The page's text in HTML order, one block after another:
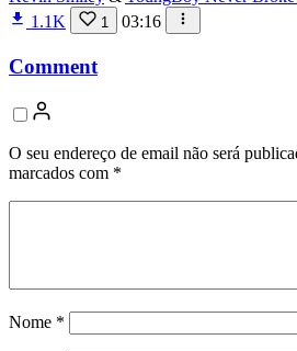
1.1K
1 03:16
Comment
O seu endereço de email não será
marcados com *
Nome *